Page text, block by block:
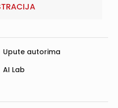
Upute autorima
AI Lab